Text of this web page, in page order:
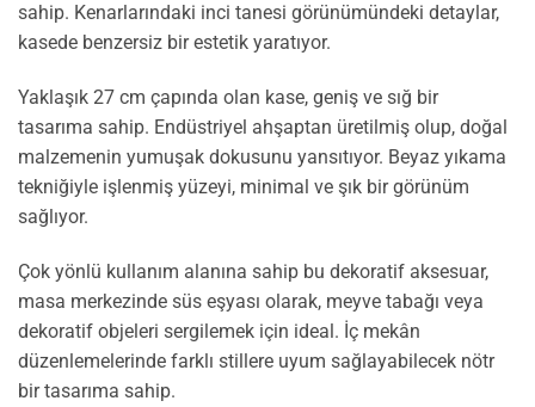
sahip. Kenarlarındaki inci tanesi görünümündeki detaylar,
kasede benzersiz bir estetik yaratıyor.
Yaklaşık 27 cm çapında olan kase, geniş ve sığ bir
tasarıma sahip. Endüstriyel ahşaptan üretilmiş olup, doğal
malzemenin yumuşak dokusunu yansıtıyor. Beyaz yıkama
tekniğiyle işlenmiş yüzeyi, minimal ve şık bir görünüm
sağlıyor.
Çok yönlü kullanım alanına sahip bu dekoratif aksesuar,
masa merkezinde süs eşyası olarak, meyve tabağı veya
dekoratif objeleri sergilemek için ideal. İç mekân
düzenlemelerinde farklı stillere uyum sağlayabilecek nötr
bir tasarıma sahip.